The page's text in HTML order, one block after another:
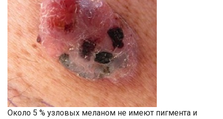
Около 5 % узловых меланом не имеют пигмента и